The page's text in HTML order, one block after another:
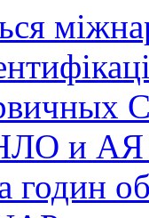
и
годин